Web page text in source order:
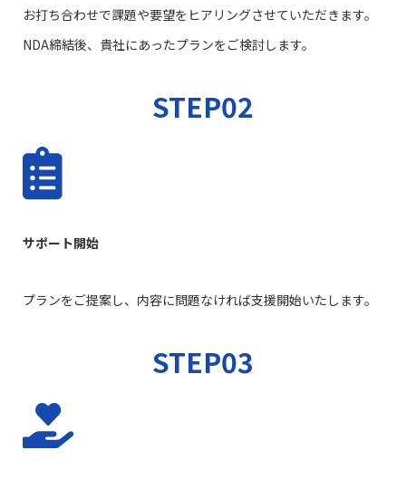
お打ち合わせで課題や要望をヒアリングさせていただきます。
NDA締結後、貴社にあったプランをご検討します。
STEP02
サポート開始
プランをご提案し、内容に問題なければ支援開始いたします。
STEP03